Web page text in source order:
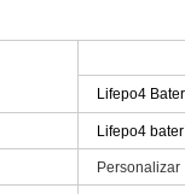
Lifepo4
Lifepo4
Personalizar